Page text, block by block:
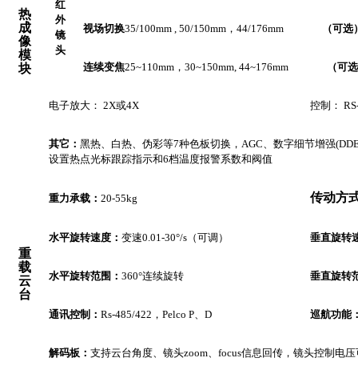
热
成
像
模
块
红
外
镜
头
视场切换35/100mm , 50/150mm ，44/176mm （可选
连续变焦25~110mm ，30~150mm, 44~176mm （可
电子放大： 2X或4X 控制：
其它： 黑热、白热、伪彩等7种色板切换，AGC、数字细节增强
设置热点光标跟踪指示和6档温度报警系数和阀值
重
载
云
台
重力承载： 20-55kg 传动方
水平旋转速度： 变速0.01-30°/s（可调） 垂直旋转
水平旋转范围： 360°连续旋转 垂直旋转
通讯控制： Rs-485/422 ，Pelco P、D 巡航功能
解码板： 支持云台角度、镜头zoom、focus信息回传，镜头控制电